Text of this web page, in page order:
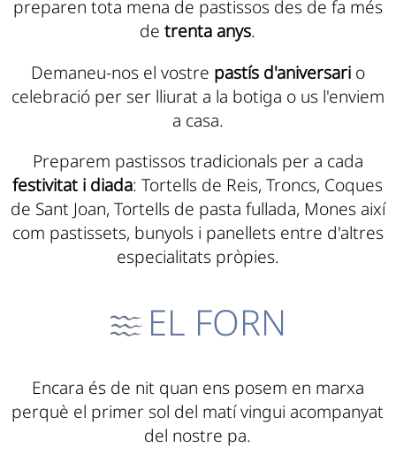
preparen tota mena de pastissos des de fa més
detrenta anys.
Demaneu-nos el vostre pastís d'aniversario
celebració per ser lliurat a la botiga o us l'enviem
a casa.
Preparem pastissos tradicionals per a cada
festivitat i diada: Tortells de Reis, Troncs, Coques
de Sant Joan, Tortells de pasta fullada, Mones així
com pastissets, bunyols i panellets entre d'altres
especialitats pròpies.
EL FORN
Encara és de nit quan ens posem en marxa
perquè el primer sol del matí vingui acompanyat
del nostre pa.